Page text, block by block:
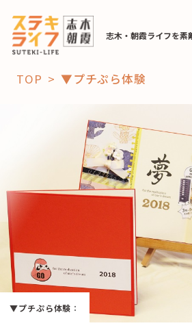
志木・朝霞ライフを素
子育て
おすすめ
スポット
「場」
TOP ▼プチぷら体験
▼プチぷら体験 ：